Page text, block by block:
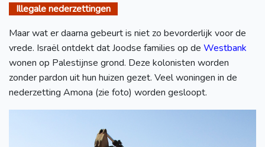
Illegale nederzettingen
Maar wat er daarna gebeurt is niet zo bevorderlijk voor de
vrede. Israël ontdekt dat Joodse families op de Westbank
wonen op Palestijnse grond. Deze kolonisten worden
zonder pardon uit hun huizen gezet. Veel woningen in de
nederzetting Amona (zie foto) worden gesloopt.